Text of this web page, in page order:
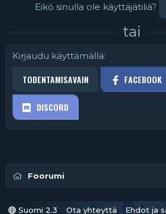
Eikö sinulla ole käyttäjätiliä?
tai
Kirjaudu käyttämällä
TODENTAMISAVAIN FACEBOOK
DISCORD
Foorumi
Suomi 2.3 Ota yhteyttä Ehdot ja